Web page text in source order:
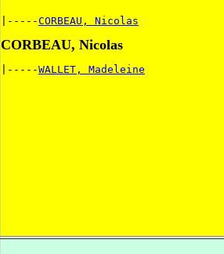
|-----CORBEAU, Nicolas
CORBEAU, Nicolas
|-----WALLET, Madeleine